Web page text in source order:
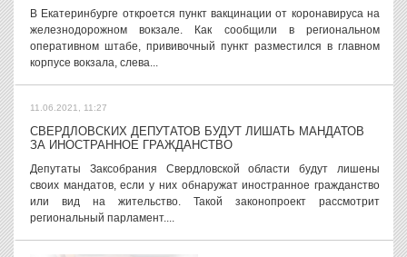
В Екатеринбурге откроется пункт вакцинации от коронавируса на
железнодорожном вокзале. Как сообщили в региональном
оперативном штабе, прививочный пункт разместился в главном
корпусе вокзала, слева...
11.06.2021, 11:27
СВЕРДЛОВСКИХ ДЕПУТАТОВ БУДУТ ЛИШАТЬ МАНДАТОВ
ЗА ИНОСТРАННОЕ ГРАЖДАНСТВО
Депутаты Заксобрания Свердловской области будут лишены
своих мандатов, если у них обнаружат иностранное гражданство
или вид на жительство. Такой законопроект рассмотрит
региональный парламент....